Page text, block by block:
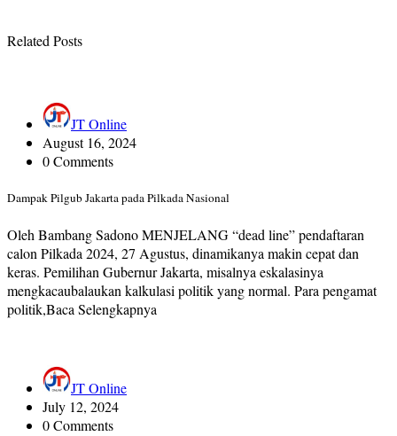
Related Posts
JT Online
August 16, 2024
0 Comments
Dampak Pilgub Jakarta pada Pilkada Nasional
Oleh Bambang Sadono MENJELANG “dead line” pendaftaran
calon Pilkada 2024, 27 Agustus, dinamikanya makin cepat dan
keras. Pemilihan Gubernur Jakarta, misalnya eskalasinya
mengkacaubalaukan kalkulasi politik yang normal. Para pengamat
politik,Baca Selengkapnya
JT Online
July 12, 2024
0 Comments